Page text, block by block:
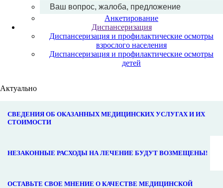
Ваш вопрос, жалоба, предложение
Анкетирование
Диспансеризация
Диспансеризация и профилактические осмотры
взрослого населения
Диспансеризация и профилактические осмотры
детей
Актуально
СВЕДЕНИЯ ОБ ОКАЗАННЫХ МЕДИЦИНСКИХ УСЛУГАХ И ИХ
СТОИМОСТИ
НЕЗАКОННЫЕ РАСХОДЫ НА ЛЕЧЕНИЕ БУДУТ ВОЗМЕЩЕНЫ!
ОСТАВЬТЕ СВОЕ МНЕНИЕ О КАЧЕСТВЕ МЕДИЦИНСКОЙ